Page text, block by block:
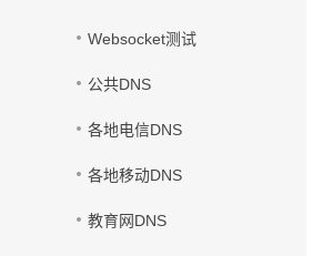
Websocket测试
公共DNS
各地电信DNS
各地移动DNS
教育网DNS